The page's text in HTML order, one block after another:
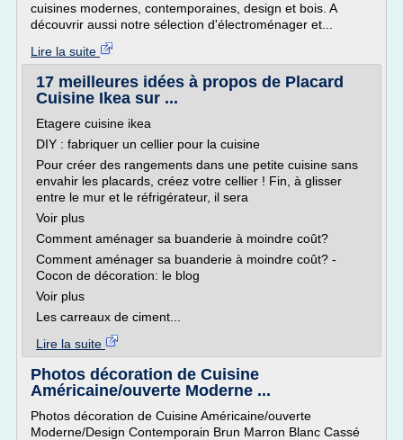
cuisines modernes, contemporaines, design et bois. A
découvrir aussi notre sélection d'électroménager et...
Lire la suite
17 meilleures idées à propos de Placard
Cuisine Ikea sur ...
Etagere cuisine ikea
DIY : fabriquer un cellier pour la cuisine
Pour créer des rangements dans une petite cuisine sans
envahir les placards, créez votre cellier ! Fin, à glisser
entre le mur et le réfrigérateur, il sera
Voir plus
Comment aménager sa buanderie à moindre coût?
Comment aménager sa buanderie à moindre coût? -
Cocon de décoration: le blog
Voir plus
Les carreaux de ciment...
Lire la suite
Photos décoration de Cuisine
Américaine/ouverte Moderne ...
Photos décoration de Cuisine Américaine/ouverte
Moderne/Design Contemporain Brun Marron Blanc Cassé